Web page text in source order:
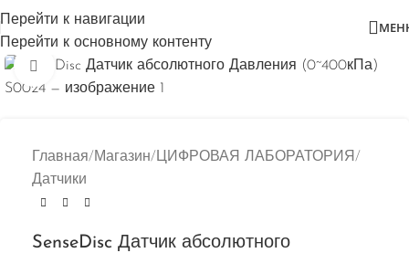
Перейти к навигации
Перейти к основному контенту
Нажмите, чтобы увеличить
Главная/ Магазин/ЦИФРОВАЯ ЛАБОРАТОРИЯ/
Датчики
SenseDisc Датчик абсолютного